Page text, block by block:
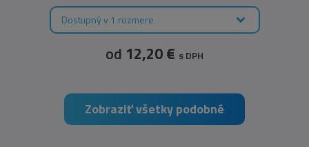
Dostupný v 1 rozmere
od 12,20 € s DPH
Zobraziť všetky podobné